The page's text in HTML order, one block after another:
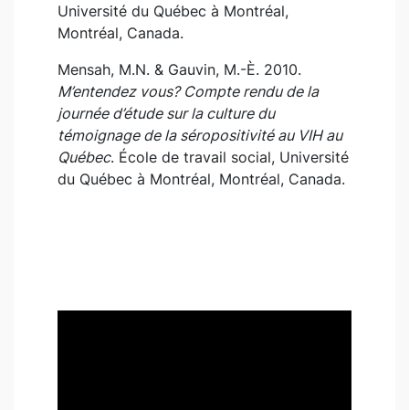
Université du Québec à Montréal,
Montréal, Canada.
Mensah, M.N. & Gauvin, M.-È. 2010.
M’entendez vous? Compte rendu de la
journée d’étude sur la culture du
témoignage de la séropositivité au VIH au
Québec. École de travail social, Université
du Québec à Montréal, Montréal, Canada.